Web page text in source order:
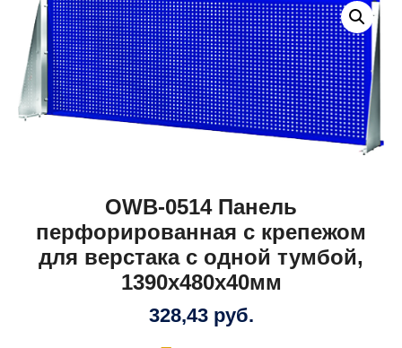
OWB-0514 Панель
перфорированная с крепежом
для верстака с одной тумбой,
1390х480х40мм
328,43 руб.